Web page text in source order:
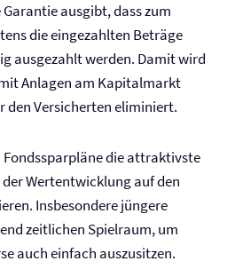
ausgibt, dass zum
die eingezahlten Beträge
ausgezahlt werden. Damit wird
Anlagen am Kapitalmarkt
den Versicherten eliminiert.
die attraktivste
der Wertentwicklung auf den
Insbesondere jüngere
zeitlichen Spielraum, um
auch einfach auszusitzen.